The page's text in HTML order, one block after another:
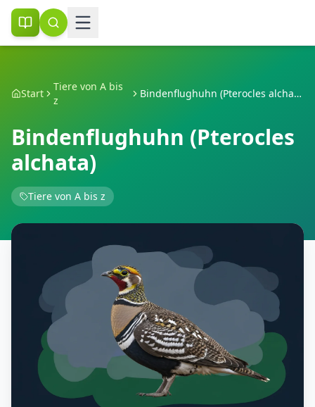
Start
Tiere von A bis
z
Bindenflughuhn (Pterocles alchata)
Bindenflughuhn (Pterocles
alchata)
Tiere von A bis z